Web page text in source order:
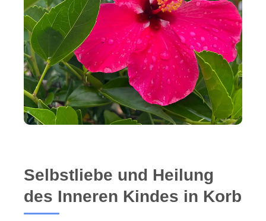
Selbstliebe und Heilung
des Inneren Kindes in Korb